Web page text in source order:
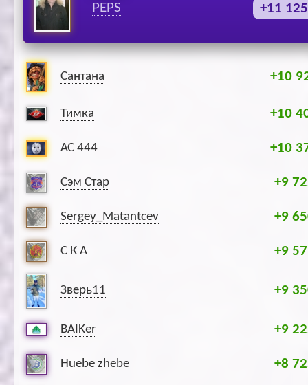
PEPS +11 125
Сантана +10
Тимка +10
АС 444 +10
Сэм Стар +9
Sergey_Matantcev +9
С К А +9
Зверь11 +9
BAIKer +9
Huebe zhebe +8